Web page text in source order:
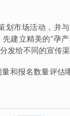
市场活动，并
建立精美的“孕
给不同的宣传
和报名数量评